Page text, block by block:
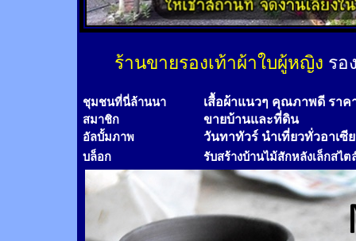
ร้านขายรองเท้าผ้าใบผู้หญิง รอ
ชุมชนที่นี่ล้านนา เสื้อผ้าแนวๆ คุณภาพดี ราค
สมาชิก ขายบ้านและที่ดิน
อัลบั้มภาพ วันทาทัวร์ นำเที่ยวทั่วอาเซี
บล็อก รับสร้างบ้านไม้สักหลังเล็กสไต